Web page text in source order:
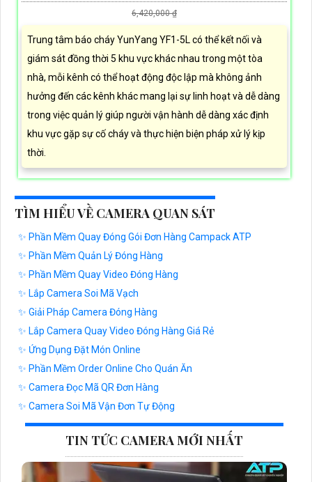
6,420,000 ₫
Trung tâm báo cháy YunYang YF1-5L có thể kết nối và
giám sát đồng thời 5 khu vực khác nhau trong một tòa
nhà, mỗi kênh có thể hoạt động độc lập mà không ảnh
hưởng đến các kênh khác mang lại sự linh hoạt và dễ dàng
trong việc quản lý giúp người vận hành dễ dàng xác định
khu vực gặp sự cố cháy và thực hiện biện pháp xử lý kịp
thời.
TÌM HIỂU VỀ CAMERA QUAN SÁT
✨ Phần Mềm Quay Đóng Gói Đơn Hàng Campack ATP
✨ Phần Mềm Quản Lý Đóng Hàng
✨ Phần Mềm Quay Video Đóng Hàng
✨ Lắp Camera Soi Mã Vạch
✨ Giải Pháp Camera Đóng Hàng
✨ Lắp Camera Quay Video Đóng Hàng Giá Rẻ
✨ Ứng Dụng Đặt Món Online
✨ Phần Mềm Order Online Cho Quán Ăn
✨ Camera Đọc Mã QR Đơn Hàng
✨ Camera Soi Mã Vận Đơn Tự Động
TIN TỨC CAMERA MỚI NHẤT